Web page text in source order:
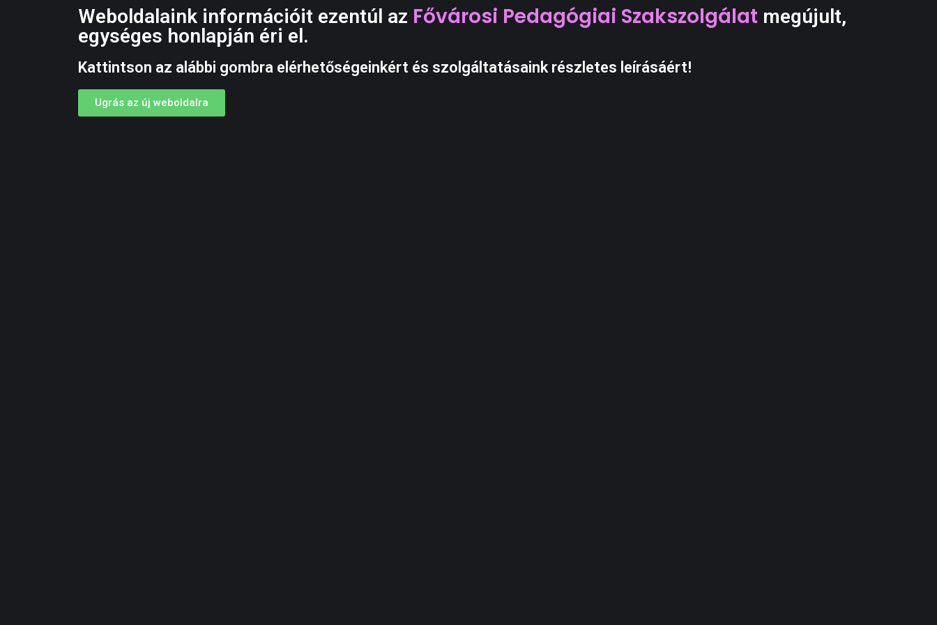
Weboldalaink információit ezentúl az Fővárosi Pedagógiai Szakszolgálat megújult,
egységes honlapján éri el.
Kattintson az alábbi gombra elérhetőségeinkért és szolgáltatásaink részletes leírásáért!
Ugrás az új weboldalra